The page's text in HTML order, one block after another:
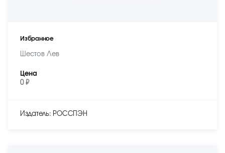
Избранное
Шестов Лев
Цена
0 ₽
Издатель: РОССПЭН